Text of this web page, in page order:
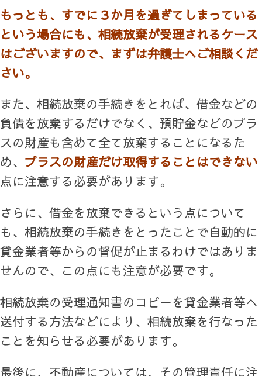
もっとも、すでに３か月を過ぎてしまっている
という場合にも、相続放棄が受理されるケース
はございますので、まずは弁護士へご相談くだ
さい。
また、相続放棄の手続きをとれば、借金などの
負債を放棄するだけでなく、預貯金などのプラ
スの財産も含めて全て放棄することになるた
め、 プラスの財産だけ取得することはできない
点に注意する必要があります。
さらに、借金を放棄できるという点について
も、相続放棄の手続きをとったことで自動的に
貸金業者等からの督促が止まるわけではありま
せんので、この点にも注意が必要です。
相続放棄の受理通知書のコピーを貸金業者等へ
送付する方法などにより、相続放棄を行なった
ことを知らせる必要があります。
最後に、不動産については、その管理責任に注